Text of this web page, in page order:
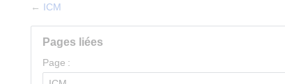
← ICM
Pages liées
Page :